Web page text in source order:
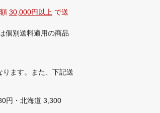
30,000円以上 で送
個別送料適用の商品
ます。また、下記送
円・北海道 3,300